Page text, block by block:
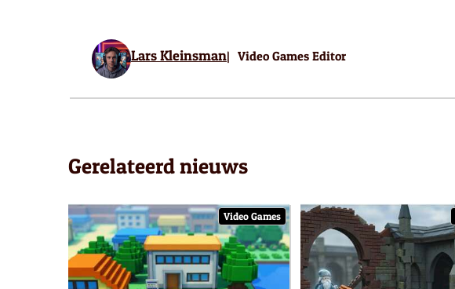
Lars Kleinsman Video Games Editor
Gerelateerd nieuws
Video Games